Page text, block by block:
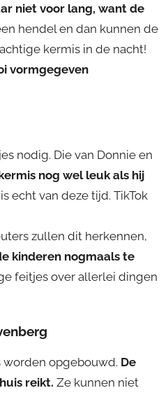
niet voor lang, want de
hendel en dan kunnen de
kermis in de nacht!
vormgegeven
nodig. Die van Donnie en
nog wel leuk als hij
echt van deze tijd. TikTok
zullen dit herkennen,
kinderen nogmaals te
feitjes over allerlei dingen
worden opgebouwd. De
reikt. Ze kunnen niet